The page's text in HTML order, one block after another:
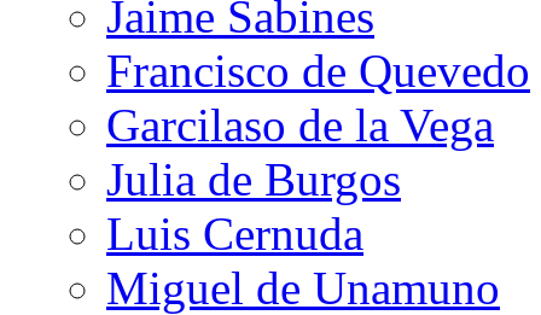
Jaime Sabines
Francisco de Quevedo
Garcilaso de la Vega
Julia de Burgos
Luis Cernuda
Miguel de Unamuno